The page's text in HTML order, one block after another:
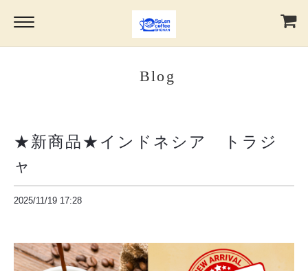
Blog
★新商品★インドネシア トラジ
ャ
2025/11/19 17:28